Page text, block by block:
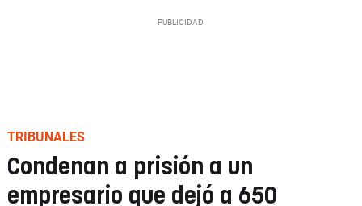
TRIBUNALES
Condenan a prisión a un
empresario que dejó a 650